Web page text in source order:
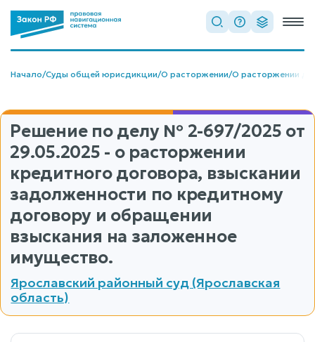
Начало/Суды общей юрисдикции/О расторжении/О расторжении
Решение по делу № 2-697/2025 от
29.05.2025 - о расторжении
кредитного договора, взыскании
задолженности по кредитному
договору и обращении
взыскания на заложенное
имущество.
Ярославский районный суд (Ярославская
область)